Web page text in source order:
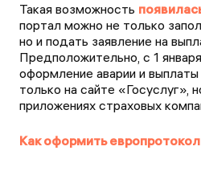
Такая возможность
портал можно не только
но и подать заявление на
Предположительно, с 1
оформление аварии и
только на сайте «Госуслуг»,
приложениях страховых
Как оформить